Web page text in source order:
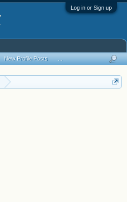
Log in or Sign up
New Profile Posts